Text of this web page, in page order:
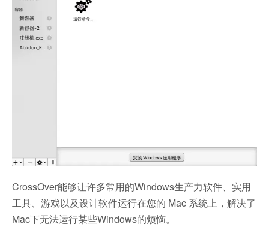
CrossOver能够让许多常用的Windows生产力软件、实用
工具、游戏以及设计软件运行在您的 Mac 系统上，解决了
Mac下无法运行某些Windows的烦恼。